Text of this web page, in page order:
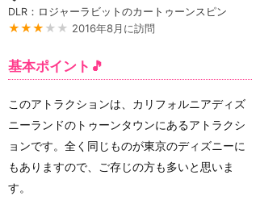
DLR：ロジャーラビットのカートゥーンスピン
★★★ ★★ 2016年8月に訪問
基本ポイント🎵
このアトラクションは、カリフォルニアディズ
ニーランドのトゥーンタウンにあるアトラクシ
ョンです。全く同じものが東京のディズニーに
もありますので、ご存じの方も多いと思いま
す。